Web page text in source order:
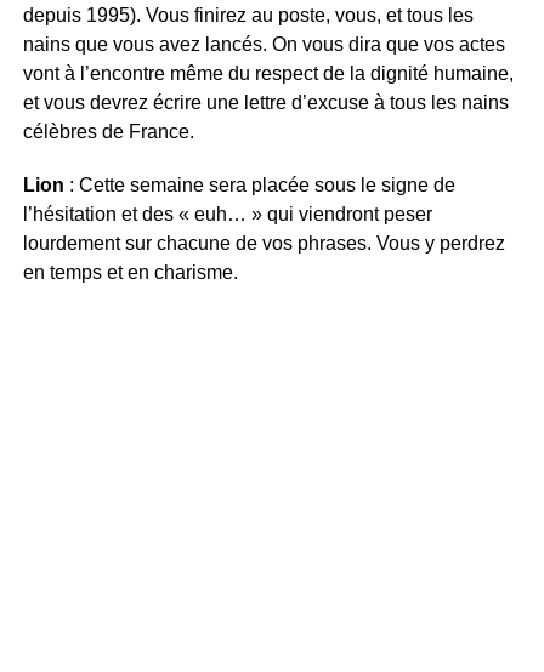
depuis 1995). Vous finirez au poste, vous, et tous les
nains que vous avez lancés. On vous dira que vos actes
vont à l’encontre même du respect de la dignité humaine,
et vous devrez écrire une lettre d’excuse à tous les nains
célèbres de France.
Lion : Cette semaine sera placée sous le signe de
l’hésitation et des « euh… » qui viendront peser
lourdement sur chacune de vos phrases. Vous y perdrez
en temps et en charisme.